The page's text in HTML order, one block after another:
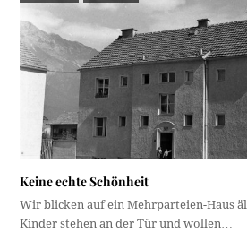
Keine echte Schönheit
Wir blicken auf ein Mehrparteien-Haus
Kinder stehen an der Tür und wollen…